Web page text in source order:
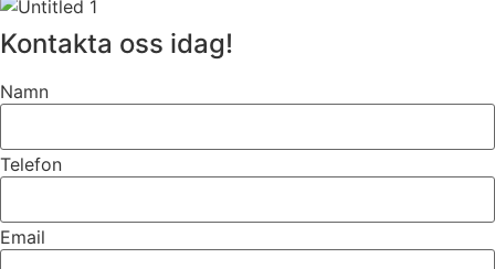
Kontakta oss idag!
Namn
Telefon
Email